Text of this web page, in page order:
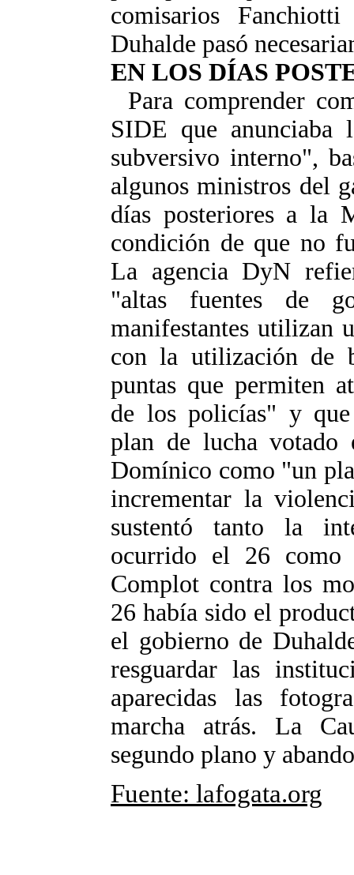
comisarios
Duhalde pasó
EN LOS DÍAS
Para comprender
SIDE que anunciaba
subversivo interno",
algunos ministros del
días posteriores a la
condición de que no
La agencia DyN
"altas fuentes de
manifestantes utilizan
con la utilización de
puntas que permiten
de los policías" y
plan de lucha votado
Domínico como "un
incrementar la
sustentó tanto la
ocurrido el 26 como
Complot contra los
26 había sido el
el gobierno de
resguardar las
aparecidas las
marcha atrás. La
segundo plano y
Fuente: lafogata.org